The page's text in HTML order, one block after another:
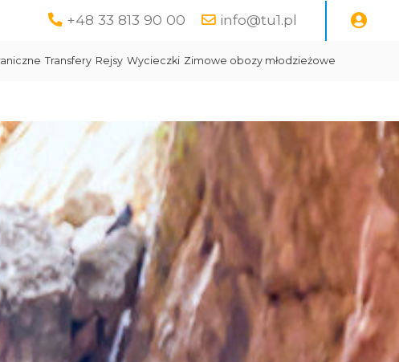
+48 33 813 90 00 info@tu1.pl
Transfery Rejsy Wycieczki Zimowe obozy młodzieżowe